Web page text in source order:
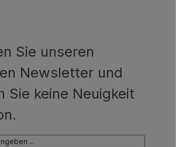
Sie unseren
Newsletter und
Sie keine Neuigkeit